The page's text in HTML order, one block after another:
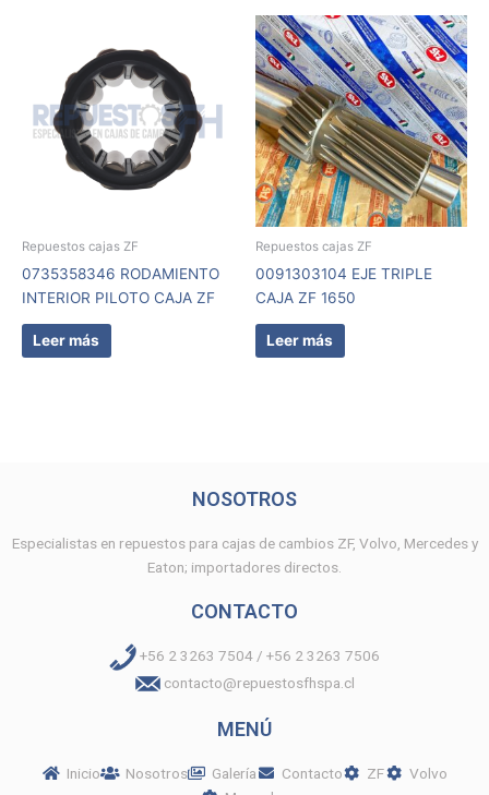
Repuestos cajas ZF
0735358346 RODAMIENTO
INTERIOR PILOTO CAJA ZF
Leer más
Repuestos cajas ZF
0091303104 EJE TRIPLE
CAJA ZF 1650
Leer más
NOSOTROS
Especialistas en repuestos para cajas de cambios ZF, Volvo, Mercedes y
Eaton; importadores directos.
CONTACTO
+56 2 3263 7504 / +56 2 3263 7506
contacto@repuestosfhspa.cl
MENÚ
Inicio Nosotros Galería Contacto ZF
Volvo